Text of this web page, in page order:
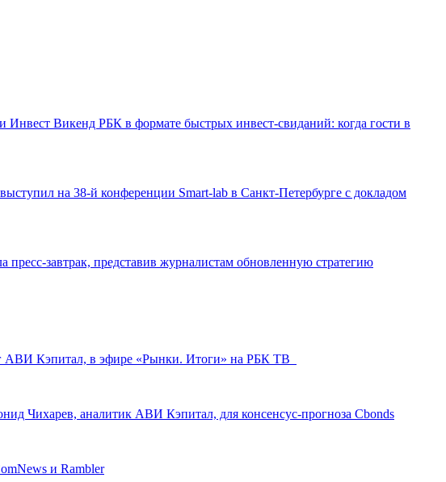
Викенд РБК в формате быстрых инвест-свиданий: когда гости в
на 38-й конференции Smart-lab в Санкт-Петербурге с докладом
завтрак, представив журналистам обновленную стратегию
АВИ Кэпитал, в эфире «Рынки. Итоги» на РБК ТВ
Чихарев, аналитик АВИ Кэпитал, для консенсус-прогноза Cbonds
и Rambler